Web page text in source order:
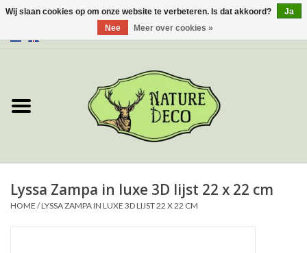
Over ons
Nieuw
Lyssa Zampa in luxe 3D lijst 22 x 22 cm
HOME /LYSSA ZAMPA IN LUXE 3D LIJST 22 X 22 CM
Wij slaan cookies op om onze website te verbeteren. Is dat akkoord?
Ja
Nee
Meer over cookies »